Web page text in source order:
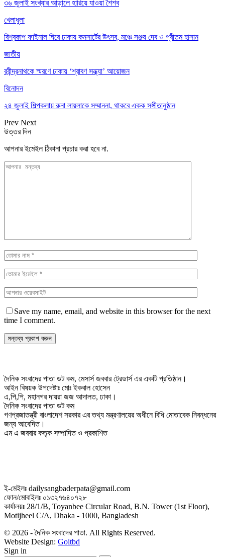
৩৬ জুলাই সংখ্যার আড়ালে হারিয়ে যাওয়া শৈশব
খেলাধুলা
বিশ্বকাপ ফাইনাল ঘিরে ঢাকায় কনসার্টের উৎসব, মঞ্চে সঞ্জয় দেব ও প্রীতম হাসান
জাতীয়
রবীন্দ্রনাথকে স্মরণে ঢাকায় ‘শ্রাবণ সন্ধ্যা’ আয়োজন
বিনোদন
২৪ জুলাই শিল্পকলায় রুনা লায়লাকে সম্মাননা, থাকবে একক সঙ্গীতানুষ্ঠান
Prev Next
উত্তর দিন
আপনার ইমেইল ঠিকানা প্রচার করা হবে না.
Save my name, email, and website in this browser for the next
time I comment.
দৈনিক সংবাদের পাতা ডট কম, মেসার্স জববার ট্রেডার্স এর একটি প্রতিষ্ঠান।
আইন বিষয়ক উপদেষ্টাঃ মোঃ ইকবাল হোসেন
এ,পি,পি, মহানগর দায়রা জজ আদালত, ঢাকা।
দৈনিক সংবাদের পাতা ডট কম
গণপ্রজাতন্ত্রী বাংলাদেশ সরকার এর তথ্য মন্ত্রণালয়ের অধীনে বিধি মোতাবেক নিবন্ধনের
জন্য আবেদিত।
এম এ জববার কতৃক সম্পাদিত ও প্রকাশিত
ই-মেইলঃ dailysangbaderpata@gmail.com
ফোন/মোবাইলঃ ০১৩২৭৬৪০৭২৮
কার্যালয়ঃ 28/1/B, Toyanbee Circular Road, B.N. Tower (1st Floor),
Motijheel C/A, Dhaka - 1000, Bangladesh
© 2026 - দৈনিক সংবাদের পাতা. All Rights Reserved.
Website Design: Goitbd
Sign in